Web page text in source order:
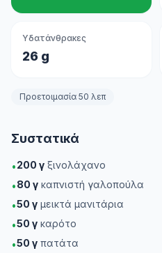
Υδατάνθρακες
26 g
Προετοιμασία 50 λεπ
Συστατικά
•200 γ ξινολάχανο
•80 γ καπνιστή γαλοπούλα
•50 γ μεικτά μανιτάρια
•50 γ καρότο
•50 γ πατάτα